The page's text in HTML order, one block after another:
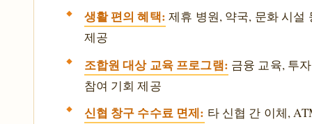
생활 편의 혜택: 제휴 병원, 약국, 문화 시설
제공
조합원 대상 교육 프로그램: 금융 교육, 투
참여 기회 제공
신협 창구 수수료 면제: 타 신협 간 이체,